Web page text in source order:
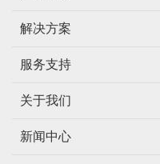
解决方案
服务支持
关于我们
新闻中心